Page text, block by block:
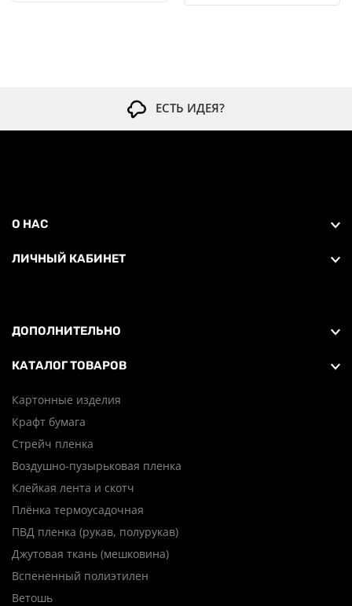
ЕСТЬ ИДЕЯ?
О НАС
ЛИЧНЫЙ КАБИНЕТ
ДОПОЛНИТЕЛЬНО
КАТАЛОГ ТОВАРОВ
Картонные изделия
Крафт бумага
Стрейч пленка
Воздушно-пузырьковая пленка
Клейкая лента и скотч
Плёнка термоусадочная
ПВД пленка (рукав, полурукав)
Джутовая ткань (мешковина)
Вспененный полиэтилен
Ветошь